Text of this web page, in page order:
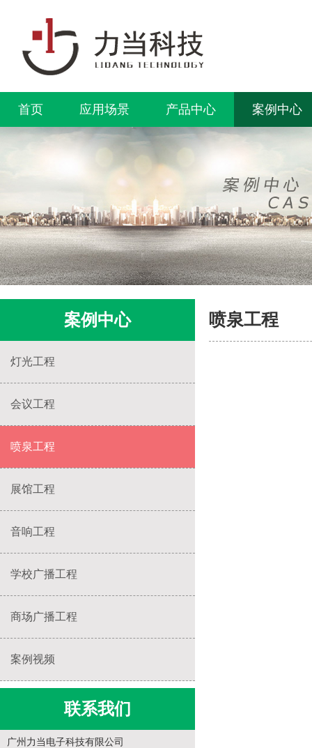
首页 应用场景 产品中心 案例中心
案例中心
灯光工程
会议工程
喷泉工程
展馆工程
音响工程
学校广播工程
商场广播工程
案例视频
联系我们
广州力当电子科技有限公司
喷泉工程